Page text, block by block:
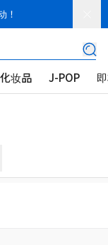
！
化妆品 J-POP